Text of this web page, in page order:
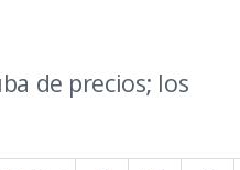
de precios; los